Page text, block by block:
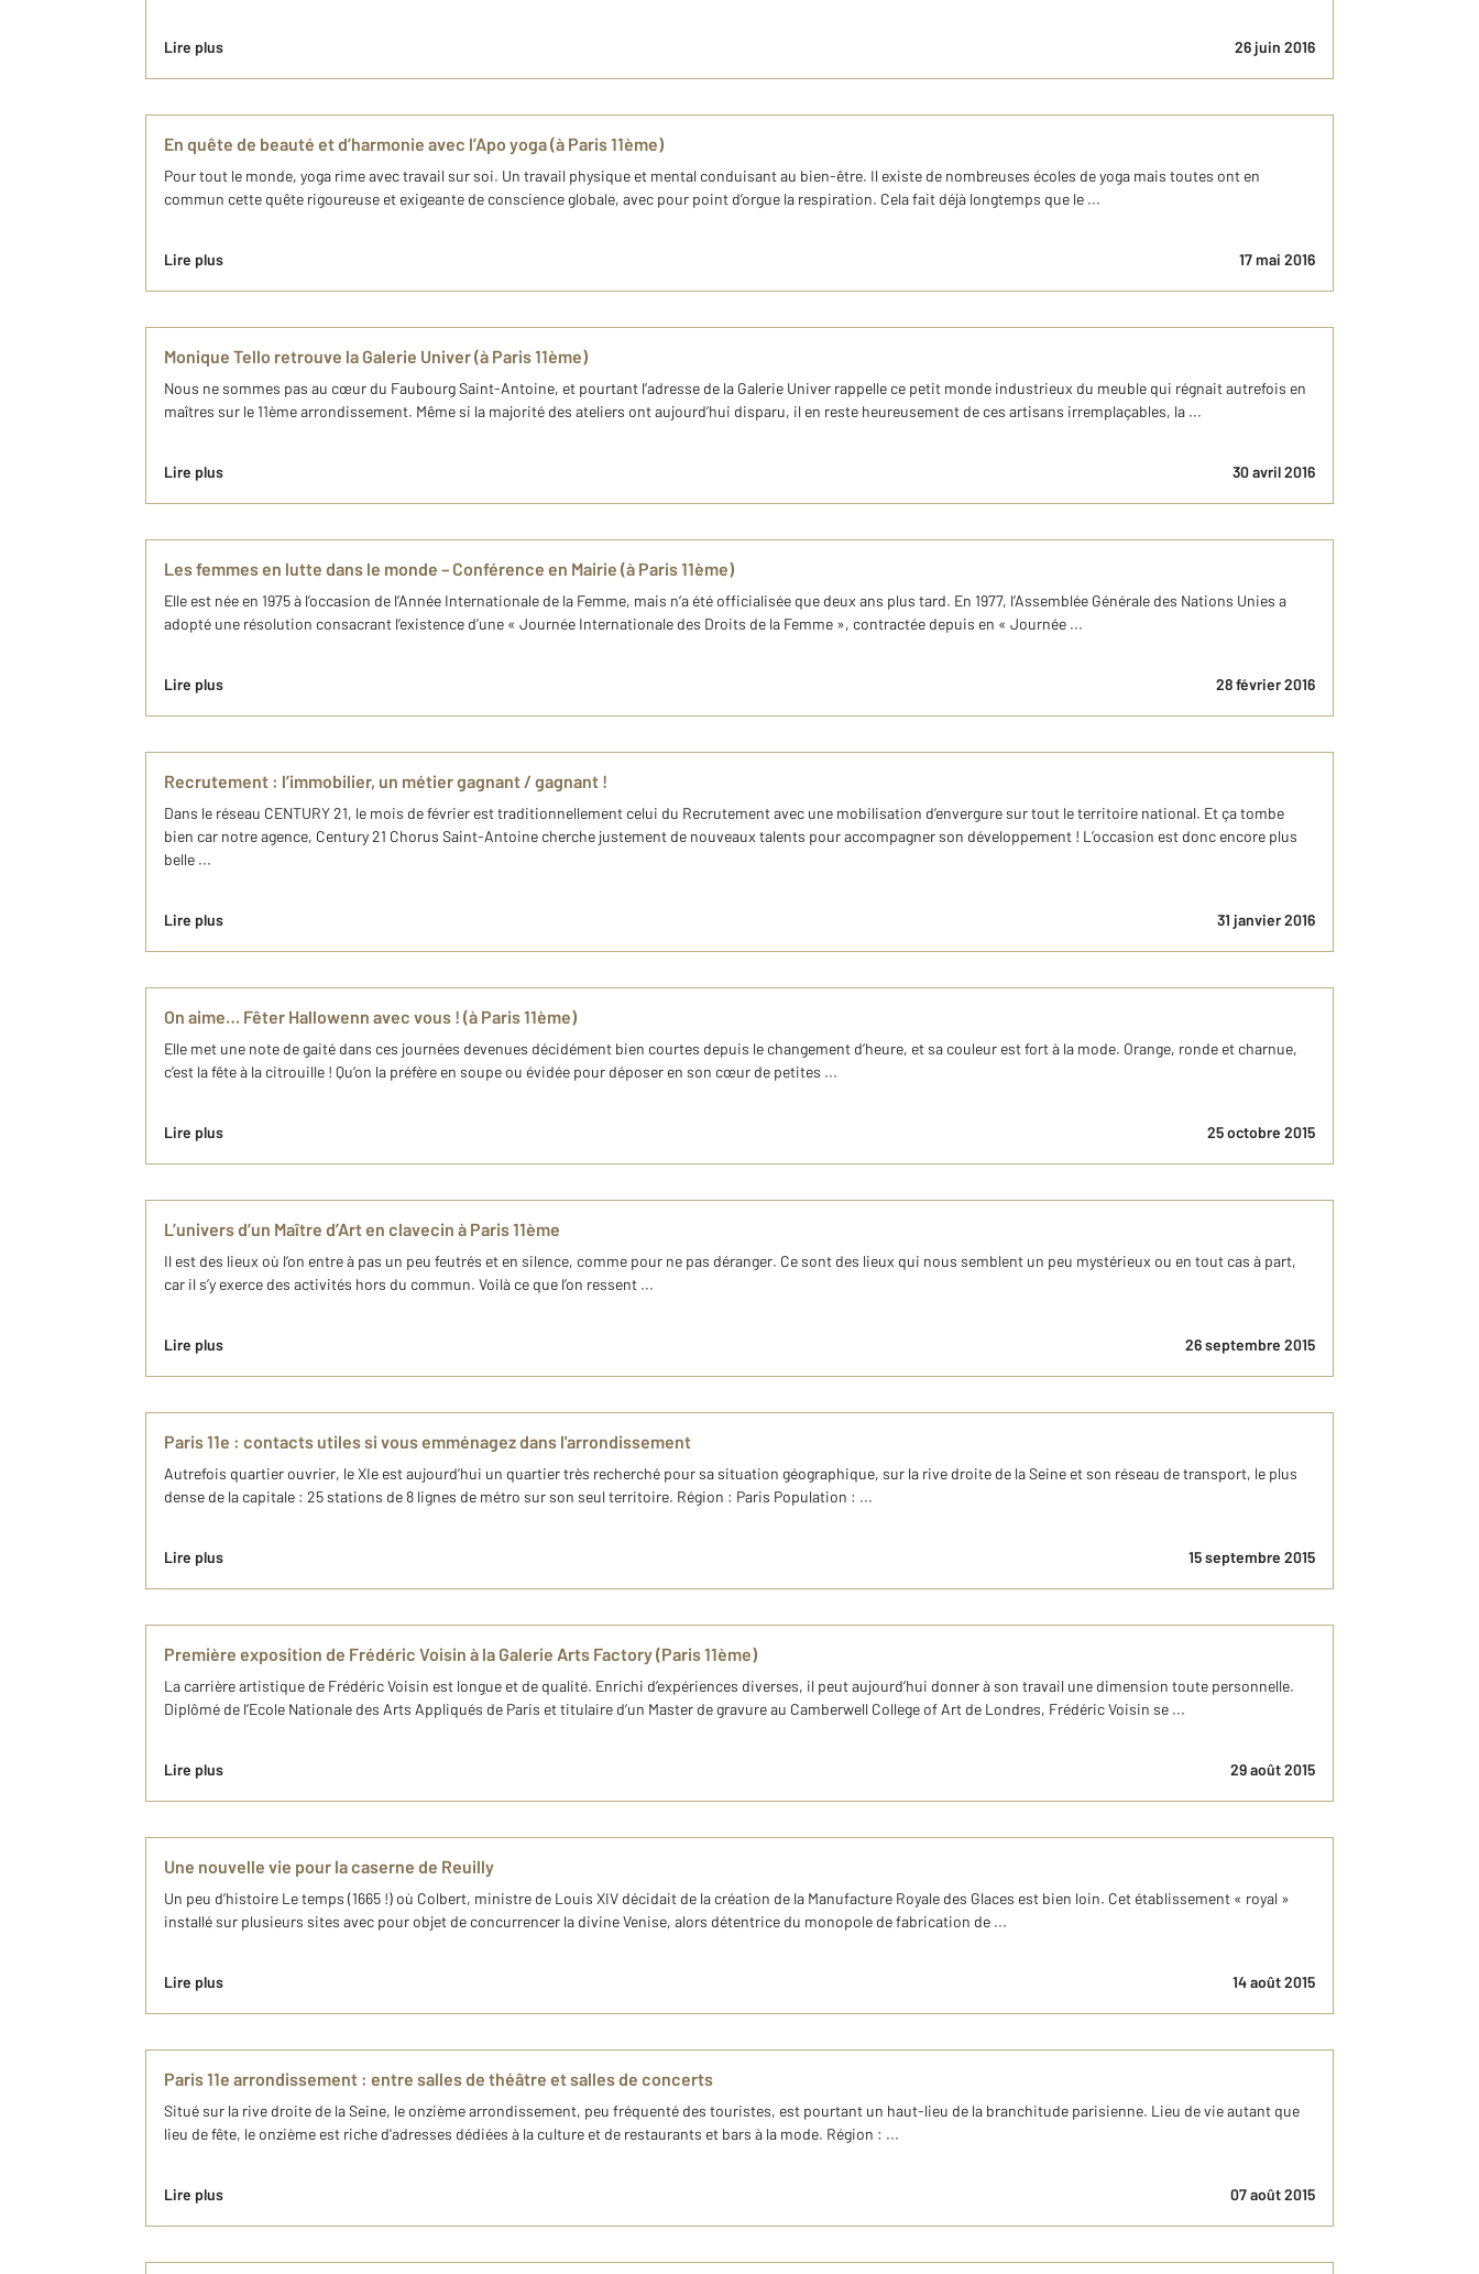
Lire plus 26 juin 2016
En quête de beauté et d’harmonie avec l’Apo yoga (à Paris 11ème)
Pour tout le monde, yoga rime avec travail sur soi. Un travail physique et mental conduisant au bien-être. Il existe de nombreuses écoles de yoga mais toutes ont en
commun cette quête rigoureuse et exigeante de conscience globale, avec pour point d’orgue la respiration. Cela fait déjà longtemps que le ...
Lire plus 17 mai 2016
Monique Tello retrouve la Galerie Univer (à Paris 11ème)
Nous ne sommes pas au cœur du Faubourg Saint-Antoine, et pourtant l’adresse de la Galerie Univer rappelle ce petit monde industrieux du meuble qui régnait autrefois en
maîtres sur le 11ème arrondissement. Même si la majorité des ateliers ont aujourd’hui disparu, il en reste heureusement de ces artisans irremplaçables, la ...
Lire plus 30 avril 2016
Les femmes en lutte dans le monde – Conférence en Mairie (à Paris 11ème)
Elle est née en 1975 à l’occasion de l’Année Internationale de la Femme, mais n‘a été officialisée que deux ans plus tard. En 1977, l’Assemblée Générale des Nations Unies a
adopté une résolution consacrant l’existence d’une « Journée Internationale des Droits de la Femme », contractée depuis en « Journée ...
Lire plus 28 février 2016
Recrutement : l’immobilier, un métier gagnant / gagnant !
Dans le réseau CENTURY 21, le mois de février est traditionnellement celui du Recrutement avec une mobilisation d’envergure sur tout le territoire national. Et ça tombe
bien car notre agence, Century 21 Chorus Saint-Antoine cherche justement de nouveaux talents pour accompagner son développement ! L’occasion est donc encore plus
belle ...
Lire plus 31 janvier 2016
On aime… Fêter Hallowenn avec vous ! (à Paris 11ème)
Elle met une note de gaité dans ces journées devenues décidément bien courtes depuis le changement d’heure, et sa couleur est fort à la mode. Orange, ronde et charnue,
c’est la fête à la citrouille ! Qu’on la préfère en soupe ou évidée pour déposer en son cœur de petites ...
Lire plus 25 octobre 2015
L’univers d’un Maître d’Art en clavecin à Paris 11ème
Il est des lieux où l’on entre à pas un peu feutrés et en silence, comme pour ne pas déranger. Ce sont des lieux qui nous semblent un peu mystérieux ou en tout cas à part,
car il s’y exerce des activités hors du commun. Voilà ce que l’on ressent ...
Lire plus 26 septembre 2015
Paris 11e : contacts utiles si vous emménagez dans l'arrondissement
Autrefois quartier ouvrier, le XIe est aujourd’hui un quartier très recherché pour sa situation géographique, sur la rive droite de la Seine et son réseau de transport, le plus
dense de la capitale : 25 stations de 8 lignes de métro sur son seul territoire. Région : Paris Population : ...
Lire plus 15 septembre 2015
Première exposition de Frédéric Voisin à la Galerie Arts Factory (Paris 11ème)
La carrière artistique de Frédéric Voisin est longue et de qualité. Enrichi d’expériences diverses, il peut aujourd’hui donner à son travail une dimension toute personnelle.
Diplômé de l’Ecole Nationale des Arts Appliqués de Paris et titulaire d’un Master de gravure au Camberwell College of Art de Londres, Frédéric Voisin se ...
Lire plus 29 août 2015
Une nouvelle vie pour la caserne de Reuilly
Un peu d’histoire Le temps (1665 !) où Colbert, ministre de Louis XIV décidait de la création de la Manufacture Royale des Glaces est bien loin. Cet établissement « royal »
installé sur plusieurs sites avec pour objet de concurrencer la divine Venise, alors détentrice du monopole de fabrication de ...
Lire plus 14 août 2015
Paris 11e arrondissement : entre salles de théâtre et salles de concerts
Situé sur la rive droite de la Seine, le onzième arrondissement, peu fréquenté des touristes, est pourtant un haut-lieu de la branchitude parisienne. Lieu de vie autant que
lieu de fête, le onzième est riche d'adresses dédiées à la culture et de restaurants et bars à la mode. Région : ...
Lire plus 07 août 2015